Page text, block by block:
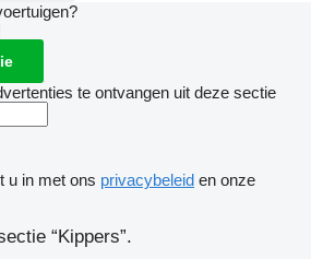
te ontvangen uit deze sectie
u in met ons privacybeleid en onze
“Kippers”.